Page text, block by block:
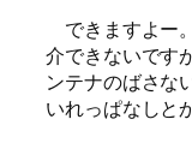
できますよー
介できないです
ンテナのばさな
いれっぱなしと